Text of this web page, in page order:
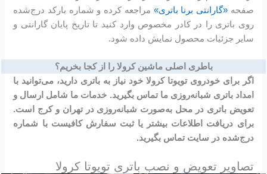
صفحه«گارانتی برنا باتری» مراجعه کرده و شماره بارکد درج‌شده
روی باتری را در کادر مخصوص وارد کنید تا تاریخ پایان گارانتی و
سایر جزئیات محصول نمایش داده شود.
باطری اصلی ماشین کرولا را از کجا بخریم؟
اگر برای خودروی تویوتا کرولا خود نیاز به باتری دارید، می‌توانید با
امداد باتری شبانه‌روزی ما تماس بگیرید. خدمات ما شامل ارسال و
تعویض باتری در محل به‌صورت شبانه‌روزی در تهران و کرج است.
برای دریافت اطلاعات بیشتر یا ثبت سفارش کافیست با شماره
درج‌شده در سایت تماس بگیرید.
تصاویر تعویض و نصب باتری تویوتا کرولا